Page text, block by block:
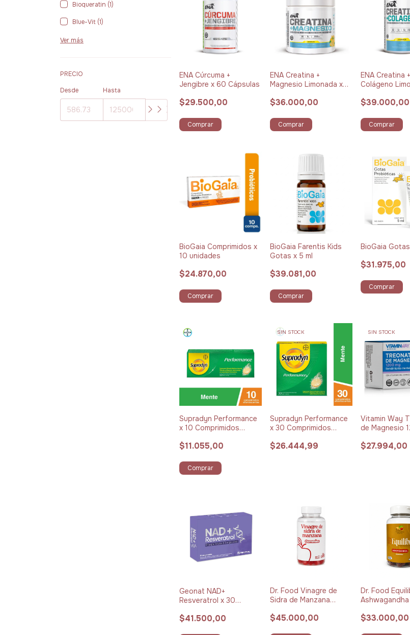
Bioqueratin (1)
Blue-Vit (1)
Ver más
PRECIO
Desde
Hasta
ENA Cúrcuma +
Jengibre x 60 Cápsulas
$29.500,00
Comprar
ENA Creatina +
Magnesio Limonada x
$36.000,00
Comprar
ENA Creatina +
Colágeno
$39.000,00
Comprar
BioGaia Comprimidos x
10 unidades
$24.870,00
Comprar
BioGaia Farentis Kids
Gotas x 5 ml
$39.081,00
Comprar
BioGaia
$31.975,00
Comprar
Supradyn Performance
x 10 Comprimidos
$11.055,00
Comprar
SIN STOCK
Supradyn Performance
x 30 Comprimidos
$26.444,99
SIN STOCK
Vitamin Way
de Magnesio
$27.994,00
Geonat NAD+
Resveratrol x 30
$41.500,00
Dr. Food Vinagre de
Sidra de Manzana
$45.000,00
Dr. Food
x 90 unidades
$33.000,00